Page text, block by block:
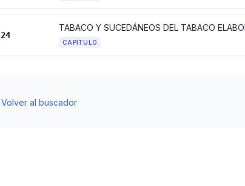
24
CAPÍTULO
Volver al buscador